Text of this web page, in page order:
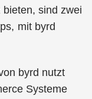
sind zwei
mit byrd
byrd nutzt
Systeme